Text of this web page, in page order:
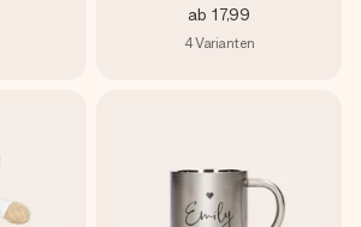
ab 17,99
4Varianten